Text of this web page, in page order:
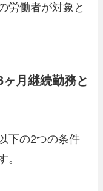
労働者が対象と
月継続勤務と
下の2つの条件
。